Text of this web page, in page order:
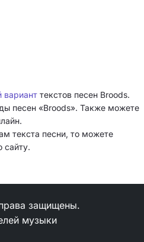
вариант текстов песен Broods.
песен «Broods». Также можете
текста песни, то можете
сайту.
защищены.
музыки